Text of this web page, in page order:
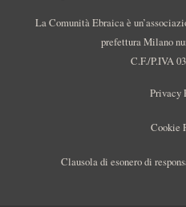
La Comunità Ebraica è
prefettura Milano
C.F./P.IVA
Privacy
Cookie
Clausola di esonero di